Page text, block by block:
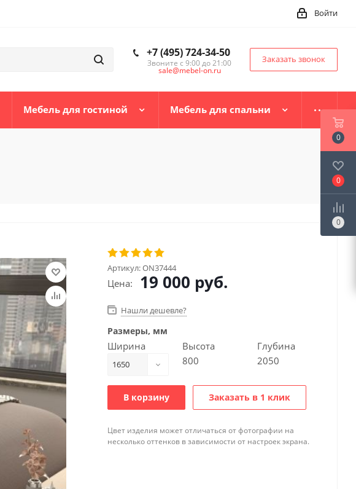
Войти
+7 (495) 724-34-50
Звоните с 9:00 до 21:00
sale@mebel-on.ru
Заказать звонок
Мебель для гостиной Мебель для спальни
Артикул:ON37444
Цена: 19 000 руб.
Нашли дешевле?
Размеры, мм
Ширина
1650
Высота
800
Глубина
2050
В корзину Заказать в 1 клик
Цвет изделия может отличаться от фотографии на
несколько оттенков в зависимости от настроек экрана.
0
0
0